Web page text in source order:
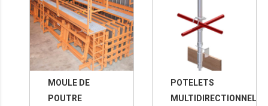
MOULE DE
POUTRE
POTELETS
MULTIDIRECTIONNELS